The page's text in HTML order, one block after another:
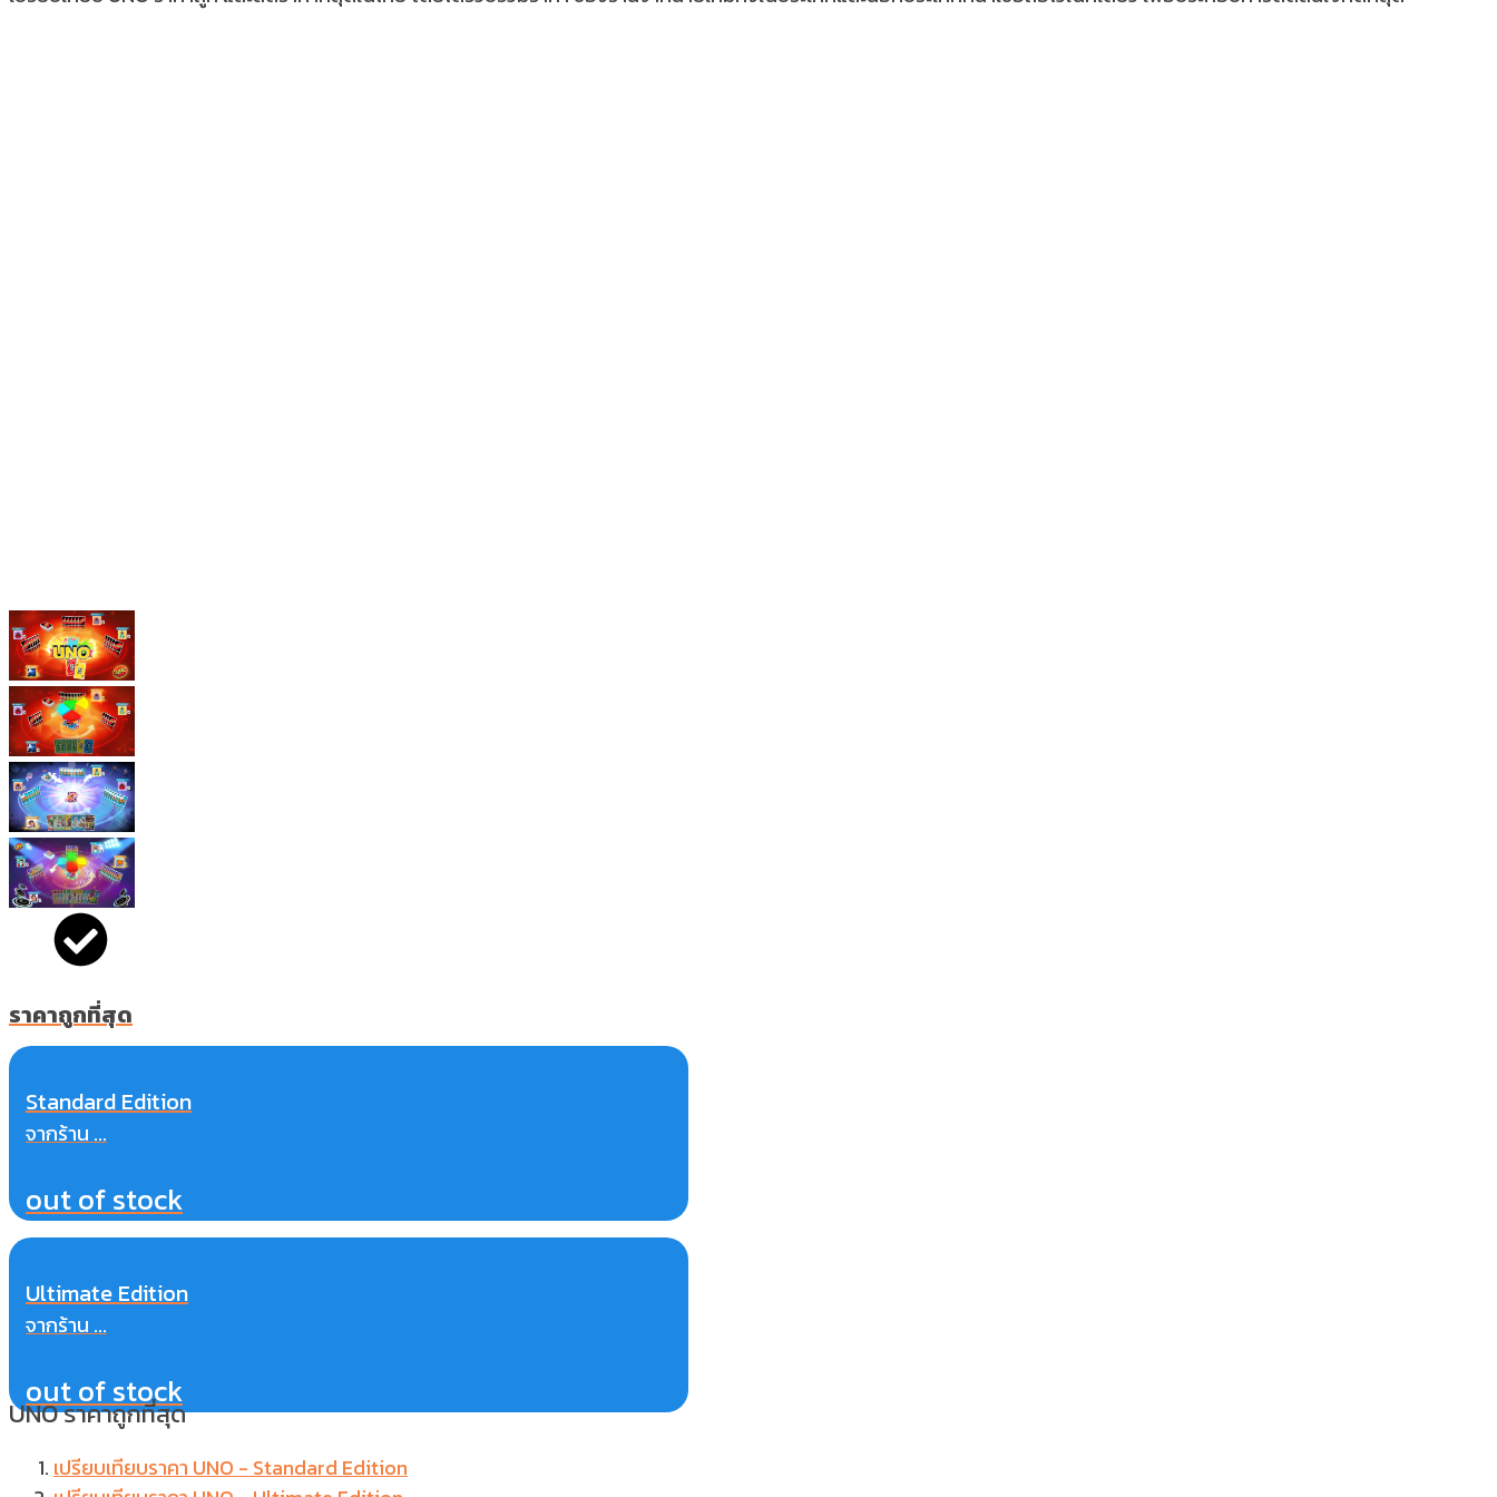
ราคาถูกที่สุด
Standard Edition
จากร้าน ...
out of stock
Ultimate Edition
จากร้าน ...
out of stock
UNO ราคาถูกที่สุด
เปรียบเทียบราคา UNO - Standard Edition